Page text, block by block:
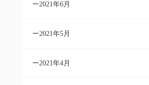
2021年6月
2021年5月
2021年4月